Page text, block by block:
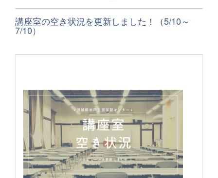
講座室の空き状況を更新しました！（5/10～
7/10）